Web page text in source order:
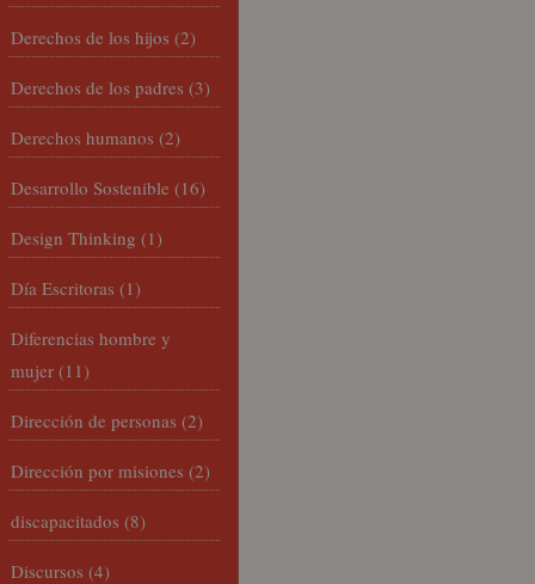
Derechos de los hijos (2)
Derechos de los padres (3)
Derechos humanos (2)
Desarrollo Sostenible (16)
Design Thinking (1)
Día Escritoras (1)
Diferencias hombre y
mujer (11)
Dirección de personas (2)
Dirección por misiones (2)
discapacitados (8)
Discursos (4)